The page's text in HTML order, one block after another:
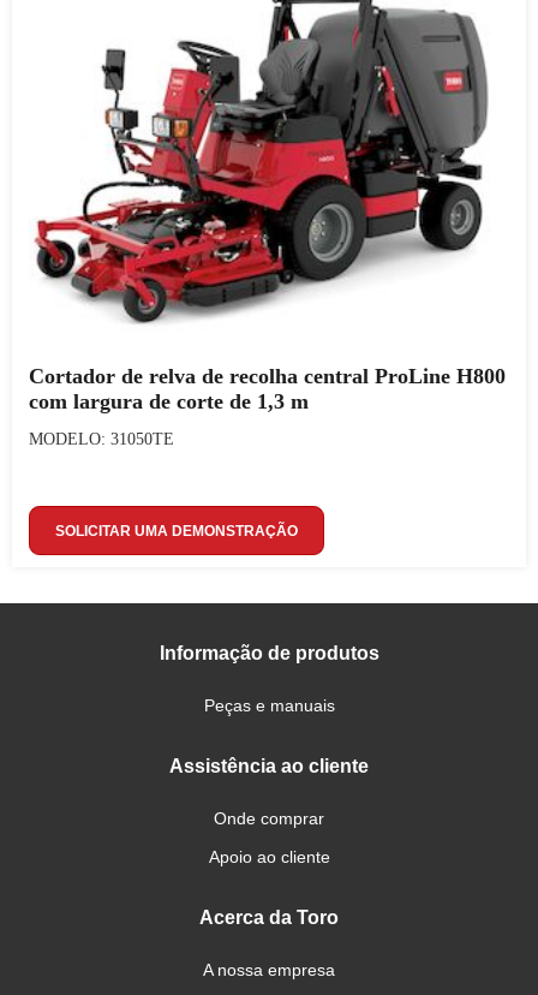
Cortador de relva de recolha central ProLine H800
com largura de corte de 1,3 m
MODELO: 31050TE
SOLICITAR UMA DEMONSTRAÇÃO
Informação de produtos
Peças e manuais
Assistência ao cliente
Onde comprar
Apoio ao cliente
Acerca da Toro
A nossa empresa